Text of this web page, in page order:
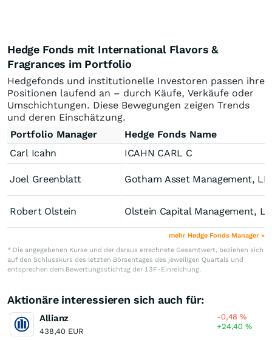
Hedge Fonds mit International Flavors &
Fragrances im Portfolio
Hedgefonds und institutionelle Investoren passen ihre
Positionen laufend an – durch Käufe, Verkäufe oder
Umschichtungen. Diese Bewegungen zeigen Trends
und deren Einschätzung.
Portfolio Manager
Hedge Fonds Name
Carl Icahn
ICAHN CARL C
Joel Greenblatt Gotham Asset Management,
Robert Olstein
mehr Hedge Fonds Manager »
* Die angegebenen Kurse und der daraus errechnete Gesamtwert, beziehen sich
auf den Schlusskurs des letzten Börsentages des jeweiligen Quartals und
entsprechen dem Bewertungsstichtag der 13F-Einreichung.
Aktionäre interessieren sich auch für:
Allianz
438,40 EUR
-0,48%
+24,40%